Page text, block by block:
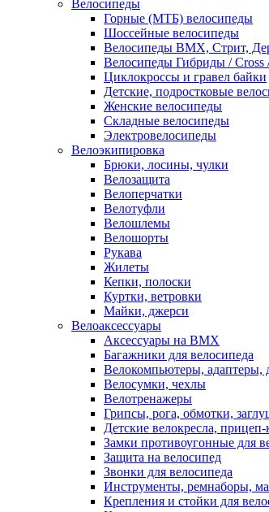
Велосипеды
Горные (МТБ) велосипеды
Шоссейные велосипеды
Велосипеды BMX, Стрит,
Велосипеды Гибриды / Cross
Циклокроссы и гравел байки
Детские, подростковые
Женские велосипеды
Складные велосипеды
Электровелосипеды
Велоэкипировка
Брюки, лосины, чулки
Велозащита
Велоперчатки
Велотуфли
Велошлемы
Велошорты
Рукава
Жилеты
Кепки, полоски
Куртки, ветровки
Майки, джерси
Велоаксессуары
Аксессуары на BMX
Багажники для велосипеда
Велокомпьютеры, адаптеры,
Велосумки, чехлы
Велотренажеры
Грипсы, рога, обмотки,
Детские велокресла, прицеп-
Замки противоугонные для
Защита на велосипед
Звонки для велосипеда
Инструменты, ремнаборы,
Крепления и стойки для